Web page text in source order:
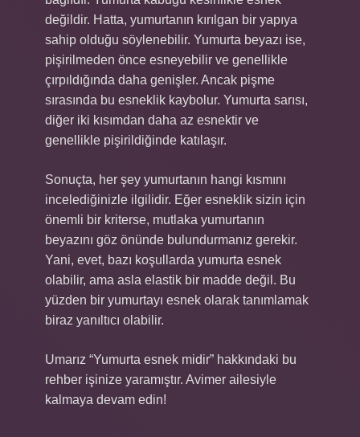
değildir. Hatta, yumurtanın kırılgan bir yapıya
sahip olduğu söylenebilir. Yumurta beyazı ise,
pişirilmeden önce esneyebilir ve genellikle
çırpıldığında daha genişler. Ancak pişme
sırasında bu esneklik kaybolur. Yumurta sarısı,
diğer iki kısımdan daha az esnektir ve
genellikle pişirildiğinde katılaşır.
Sonuçta, her şey yumurtanın hangi kısmını
incelediğinizle ilgilidir. Eğer esneklik sizin için
önemli bir kriterse, mutlaka yumurtanın
beyazını göz önünde bulundurmanız gerekir.
Yani, evet, bazı koşullarda yumurta esnek
olabilir, ama asla elastik bir madde değil. Bu
yüzden bir yumurtayı esnek olarak tanımlamak
biraz yanıltıcı olabilir.
Umarız “Yumurta esnek midir” hakkındaki bu
rehber işinize yaramıştır. Avimer ailesiyle
kalmaya devam edin!